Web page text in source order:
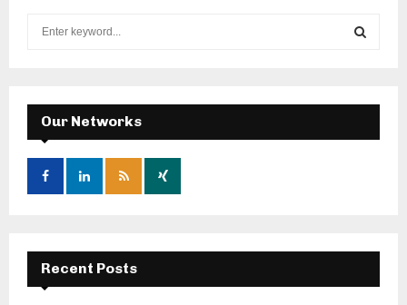
f
o
:
E
A
H
Our Networks
Recent Posts